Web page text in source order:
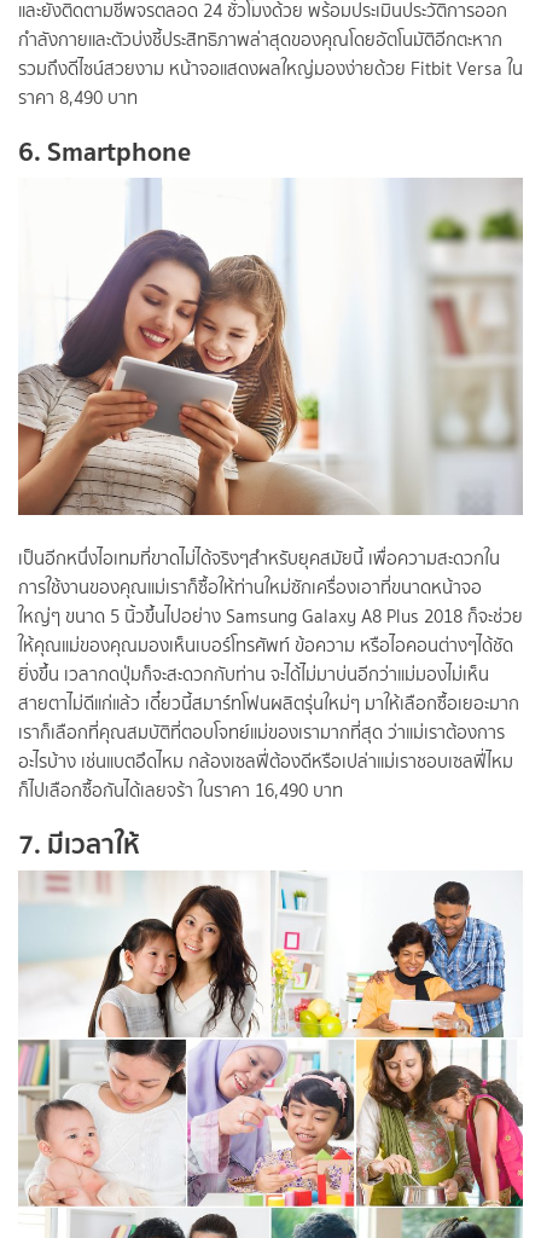
และยังติดตามชีพจรตลอด 24 ชั่วโมงด้วย พร้อมประเมินประวัติการออก
กำลังกายและตัวบ่งชี้ประสิทธิภาพล่าสุดของคุณโดยอัตโนมัติอีกตะหาก
รวมถึงดีไซน์สวยงาม หน้าจอแสดงผลใหญ่มองง่ายด้วย Fitbit Versa ใน
ราคา 8,490 บาท
6. Smartphone
เป็นอีกหนึ่งไอเทมที่ขาดไม่ได้จริงๆสำหรับยุคสมัยนี้ เพื่อความสะดวกใน
การใช้งานของคุณแม่เราก็ซื้อให้ท่านใหม่ซักเครื่องเอาที่ขนาดหน้าจอ
ใหญ่ๆ ขนาด 5 นิ้วขึ้นไปอย่าง Samsung Galaxy A8 Plus 2018 ก็จะช่วย
ให้คุณแม่ของคุณมองเห็นเบอร์โทรศัพท์ ข้อความ หรือไอคอนต่างๆได้ชัด
ยิ่งขึ้น เวลากดปุ่มก็จะสะดวกกับท่าน จะได้ไม่มาบ่นอีกว่าแม่มองไม่เห็น
สายตาไม่ดีแก่แล้ว เดี๋ยวนี้สมาร์ทโฟนผลิตรุ่นใหม่ๆ มาให้เลือกซื้อเยอะมาก
เราก็เลือกที่คุณสมบัติที่ตอบโจทย์แม่ของเรามากที่สุด ว่าแม่เราต้องการ
อะไรบ้าง เช่นแบตอึดไหม กล้องเซลฟี่ต้องดีหรือเปล่าแม่เราชอบเซลฟี่ไหม
ก็ไปเลือกซื้อกันได้เลยจร้า ในราคา 16,490 บาท
7. มีเวลาให้